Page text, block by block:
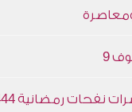
ومعاصرة
9
رمضانية 1444هـ